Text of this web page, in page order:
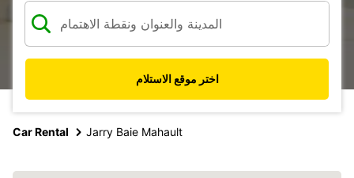
اختر موقع الاستلام
Car Rental Jarry Baie Mahault